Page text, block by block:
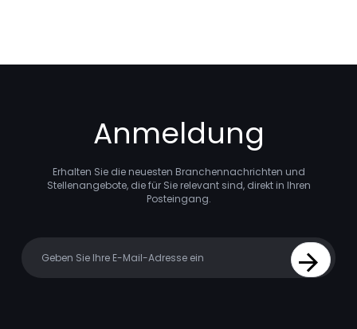
Anmeldung
Erhalten Sie die neuesten Branchennachrichten und
Stellenangebote, die für Sie relevant sind, direkt in Ihren
Posteingang.
Sign Up